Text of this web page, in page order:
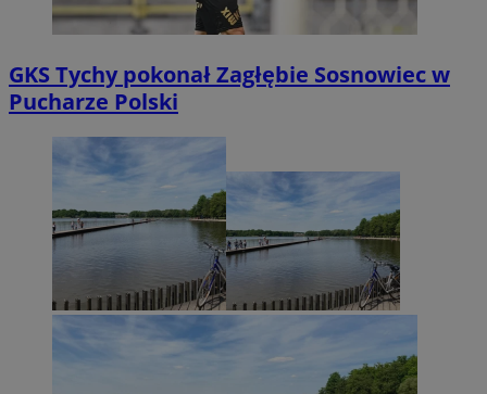
GKS Tychy pokonał Zagłębie Sosnowiec w
Pucharze Polski